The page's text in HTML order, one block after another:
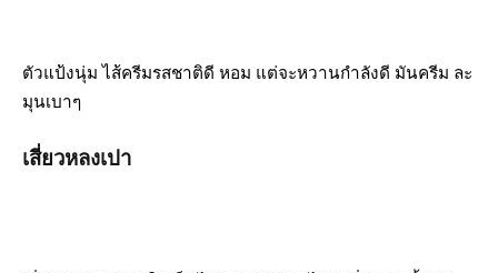
ตัวแป้งนุ่ม ไส้ครีมรสชาติดี หอม แต่จะหวานกำลังดี มันครีม ละ
มุนเบาๆ
เสี่ยวหลงเปา